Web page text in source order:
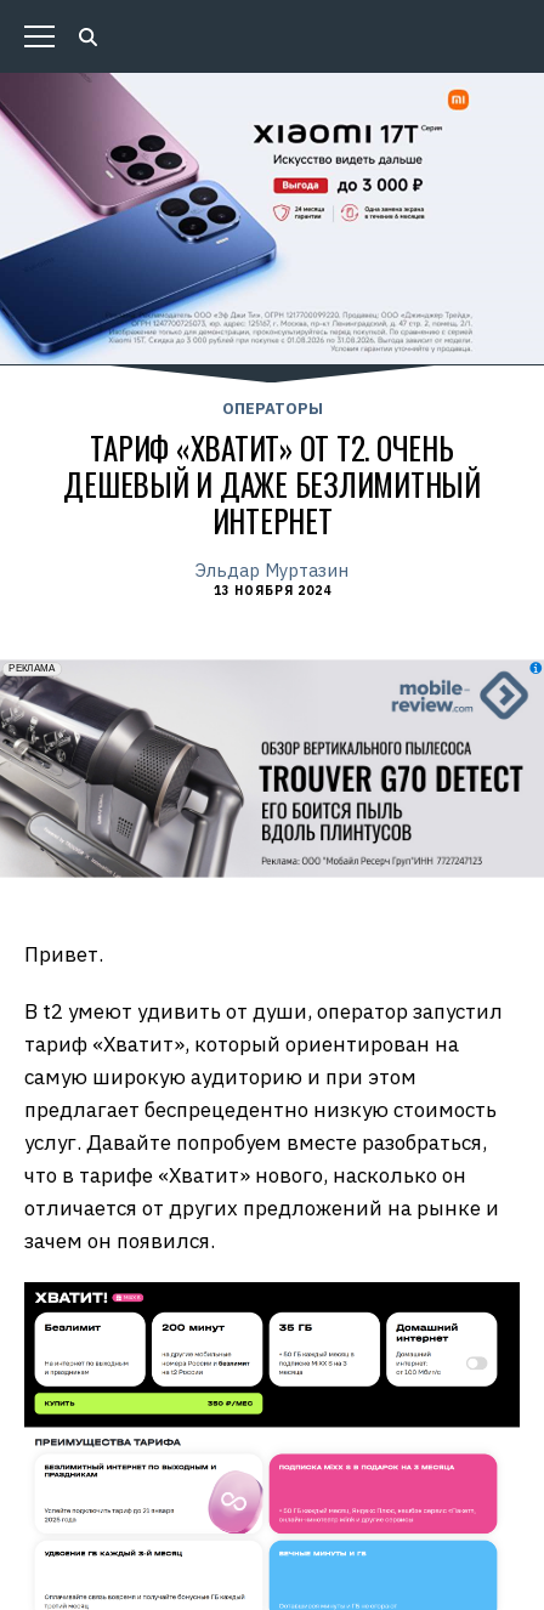
ОПЕРАТОРЫ
ТАРИФ «ХВАТИТ» ОТ T2. ОЧЕНЬ
ДЕШЕВЫЙ И ДАЖЕ БЕЗЛИМИТНЫЙ
ИНТЕРНЕТ
Эльдар Муртазин
13 НОЯБРЯ 2024
erid: 2VfnxxmNzs5
РЕКЛАМА
Привет.
В t2 умеют удивить от души, оператор запустил
тариф «Хватит», который ориентирован на
самую широкую аудиторию и при этом
предлагает беспрецедентно низкую стоимость
услуг. Давайте попробуем вместе разобраться,
что в тарифе «Хватит» нового, насколько он
отличается от других предложений на рынке и
зачем он появился.